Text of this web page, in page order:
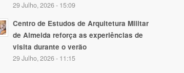
29 Julho, 2026 - 15:09
Centro de Estudos de Arquitetura Militar
de Almeida reforça as experiências de
visita durante o verão
29 Julho, 2026 - 11:15